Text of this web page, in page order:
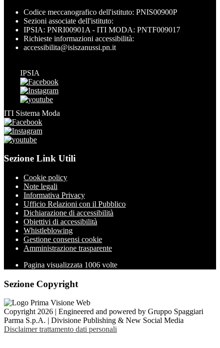
Codice meccanografico dell'istituto: PNIS00900P
Sezioni associate dell'istituto:
IPSIA: PNRI00901A - ITI MODA: PNTF009017
Richieste informazioni accessibilità:
accessibilita@isiszanussi.pn.it
IPSIA
ITI Sistema Moda
Sezione Link Utili
Cookie policy
Note legali
Informativa Privacy
Ufficio Relazioni con il Pubblico
Dichiarazione di accessibilità
Obiettivi di accessibilità
Whistleblowing
Gestione consensi cookie
Amministrazione trasparente
Pagina visualizzata 1006 volte
Sezione Copyright
Copyright 2026 | Engineered and powered by Gruppo Spaggiari
Parma S.p.A. | Divisione Publishing & New Social Media
Disclaimer trattamento dati personali